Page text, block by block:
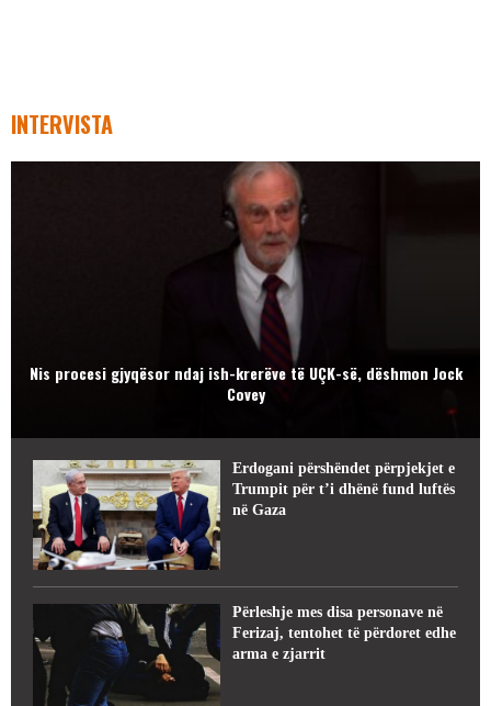
INTERVISTA
Nis procesi gjyqësor ndaj ish-krerëve të UÇK-së, dëshmon Jock
Covey
Erdogani përshëndet përpjekjet e
Trumpit për t’i dhënë fund luftës
në Gaza
Përleshje mes disa personave në
Ferizaj, tentohet të përdoret edhe
arma e zjarrit